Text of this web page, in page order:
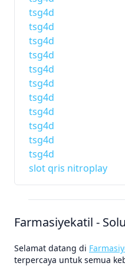
tsg4d
tsg4d
tsg4d
tsg4d
tsg4d
tsg4d
tsg4d
tsg4d
tsg4d
tsg4d
tsg4d
slot qris nitroplay
Farmasiyekatil -
Selamat datang di
terpercaya untuk semua